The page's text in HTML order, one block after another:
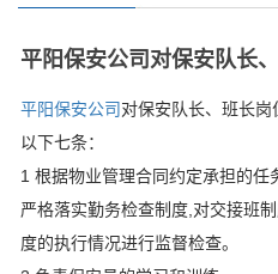
平阳保安公司对保安队长
平阳保安公司对保安队长、班长
以下七条：
1 根据物业管理合同约定承担的任
严格落实勤务检查制度,对交接班
度的执行情况进行监督检查。